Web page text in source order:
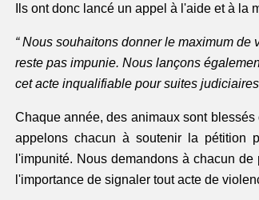
Ils ont donc lancé un appel à l'aide et à
“ Nous souhaitons donner le maximum
reste pas impunie. Nous lançons
cet acte inqualifiable pour suites judiciaires
Chaque année, des animaux sont
appelons chacun à soutenir la pétition
l'impunité. Nous demandons à chacun de
l'importance de signaler tout acte de